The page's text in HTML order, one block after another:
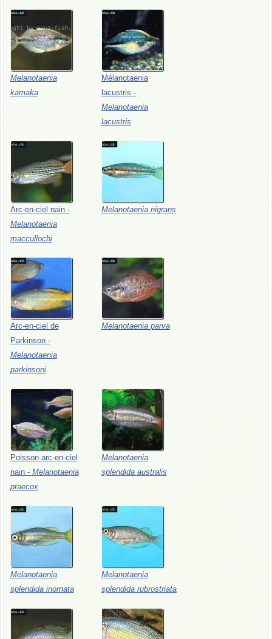
Melanotaenia
kamaka
Mélanotaenia
lacustris -
Melanotaenia
lacustris
Arc-en-ciel nain -
Melanotaenia
maccullochi
Melanotaenia nigrans
Arc-en-ciel de
Parkinson -
Melanotaenia
parkinsoni
Melanotaenia parva
Poisson arc-en-ciel
nain - Melanotaenia
praecox
Melanotaenia
splendida australis
Melanotaenia
splendida inornata
Melanotaenia
splendida rubrostriata